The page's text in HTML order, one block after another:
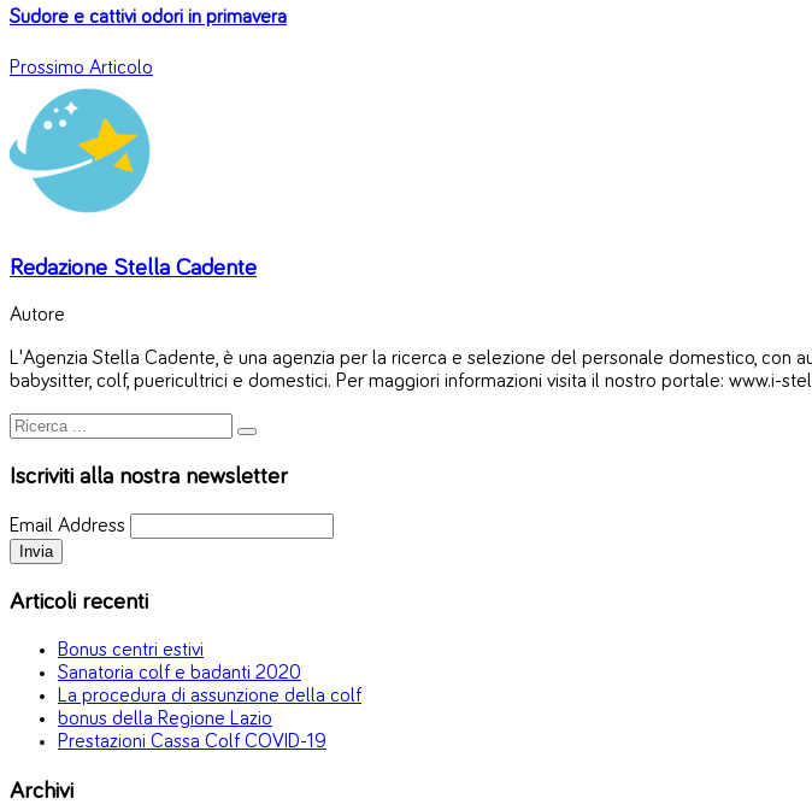
Sudore e cattivi odori in primavera
Prossimo Articolo
Redazione Stella Cadente
Autore
L'Agenzia Stella Cadente, è una agenzia per la ricerca e selezione del personale domestico, con
babysitter, colf, puericultrici e domestici. Per maggiori informazioni visita il nostro portale: www.i-
Iscriviti alla nostra newsletter
Email Address
Articoli recenti
Bonus centri estivi
Sanatoria colf e badanti 2020
La procedura di assunzione della colf
bonus della Regione Lazio
Prestazioni Cassa Colf COVID-19
Archivi